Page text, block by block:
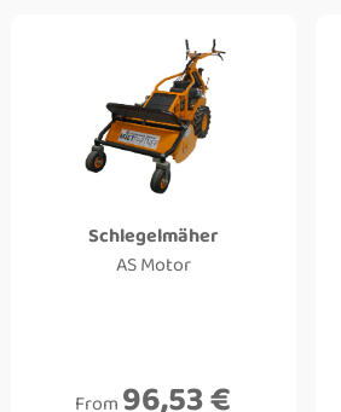
Schlegelmäher
AS Motor
From